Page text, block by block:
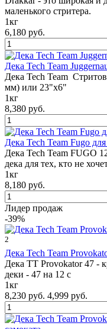
маленького стритера.
1кг
6,180 руб.
Дека Tech Team
Дека Tech Team
мм) или 23"х6"
1кг
8,380 руб.
Дека Tech Team Fugo
Дека Tech Team FUGO
дека для тех, кто не
1кг
8,180 руб.
Лидер продаж
-39%
2
Дека Tech Team
Дека TT Provokator 47 -
деки - 47 на 12 с
1кг
8,230 руб. 4,999 руб.